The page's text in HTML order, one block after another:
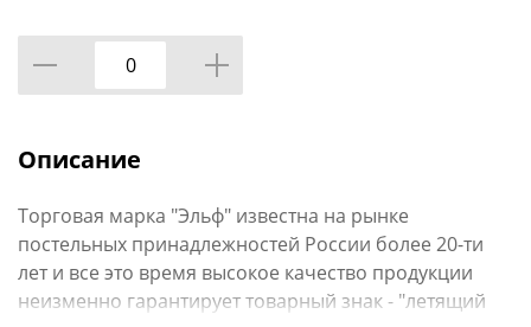
Описание
Торговая марка "Эльф" известна на рынке
постельных принадлежностей России более 20-ти
лет и все это время высокое качество продукции
неизменно гарантирует товарный знак - "летящий